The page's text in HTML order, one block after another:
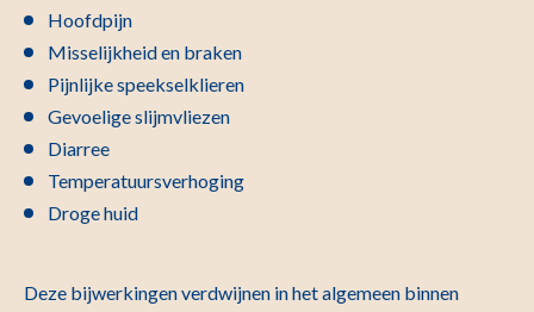
Hoofdpijn
Misselijkheid en braken
Pijnlijke speekselklieren
Gevoelige slijmvliezen
Diarree
Temperatuursverhoging
Droge huid
Deze bijwerkingen verdwijnen in het algemeen binnen